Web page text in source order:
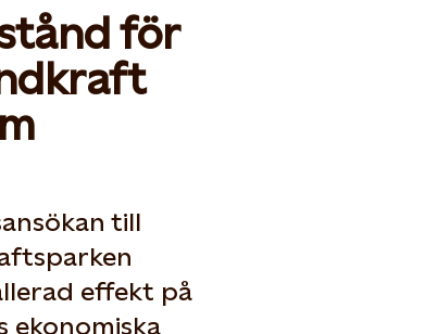
för
till
effekt på
ekonomiska